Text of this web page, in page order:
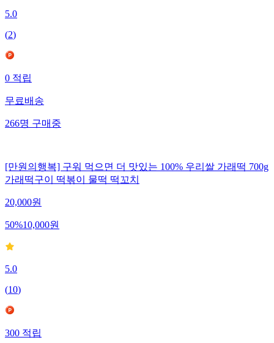
5.0
(2)
0적립
무료배송
266명구매중
[만원의행복] 구워 먹으면 더 맛있는 100% 우리쌀 가래떡 700g
가래떡구이 떡볶이 물떡 떡꼬치
20,000원
50%10,000원
5.0
(10)
300적립